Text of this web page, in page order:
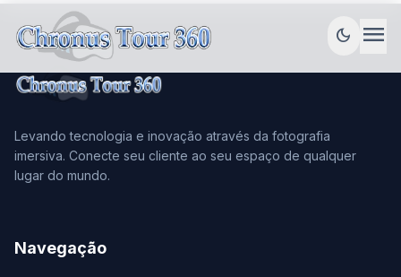
dark_mode menu
Levando tecnologia e inovação através da fotografia
imersiva. Conecte seu cliente ao seu espaço de qualquer
lugar do mundo.
Navegação